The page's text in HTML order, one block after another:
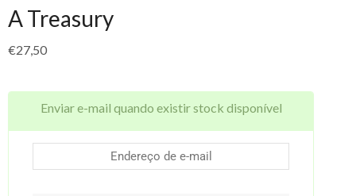
A Treasury
€27,50
Enviar e-mail quando existir stock disponível